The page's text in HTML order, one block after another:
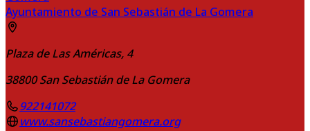
Ayuntamiento de San Sebastián de La Gomera
Plaza de Las Américas, 4
38800 San Sebastián de La Gomera
922141072
www.sansebastiangomera.org